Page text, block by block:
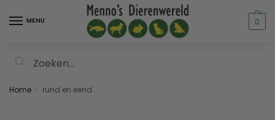
MENU 0
Home rund en eend